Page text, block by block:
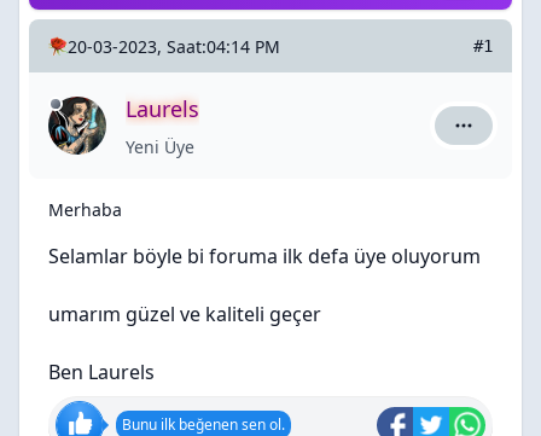
20-03-2023, Saat:04:14 PM #1
Laurels
Yeni Üye Laurels
Merhaba
Selamlar böyle bi foruma ilk defa üye oluyorum
umarım güzel ve kaliteli geçer
Ben Laurels
Bunu ilk beğenen sen ol.